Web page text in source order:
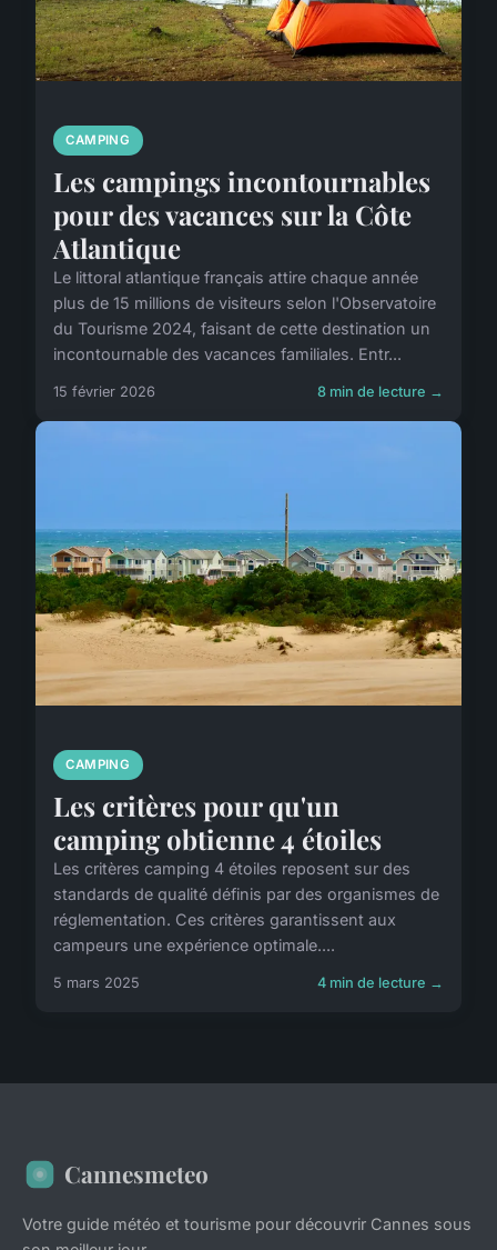
CAMPING
Les campings incontournables
pour des vacances sur la Côte
Atlantique
Le littoral atlantique français attire chaque année
plus de 15 millions de visiteurs selon l'Observatoire
du Tourisme 2024, faisant de cette destination un
incontournable des vacances familiales. Entr...
15 février 2026 8 min de lecture →
CAMPING
Les critères pour qu'un
camping obtienne 4 étoiles
Les critères camping 4 étoiles reposent sur des
standards de qualité définis par des organismes de
réglementation. Ces critères garantissent aux
campeurs une expérience optimale....
5 mars 2025 4 min de lecture →
Cannesmeteo
Votre guide météo et tourisme pour découvrir Cannes sous